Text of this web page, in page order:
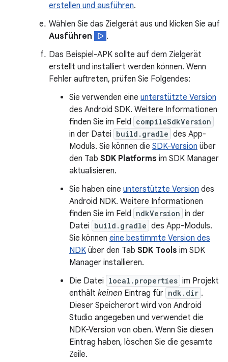
erstellen und ausführen.
Wählen Sie das Zielgerät aus und klicken Sie auf
Ausführen
.
Das Beispiel-APK sollte auf dem Zielgerät
erstellt und installiert werden können. Wenn
Fehler auftreten, prüfen Sie Folgendes:
Sie verwenden eine unterstützte Version
des Android SDK. Weitere Informationen
finden Sie im Feld compileSdkVersion
in der Datei build.gradle des App-
Moduls. Sie können die SDK-Version über
den Tab SDK Platforms im SDK Manager
aktualisieren.
Sie haben eine unterstützte Version des
Android NDK. Weitere Informationen
finden Sie im Feld ndkVersion in der
Datei build.gradle des App-Moduls.
Sie können eine bestimmte Version des
NDK über den Tab SDK Tools im SDK
Manager installieren.
Die Datei local.properties im Projekt
enthält keinen Eintrag für ndk.dir .
Dieser Speicherort wird von Android
Studio angegeben und verwendet die
NDK-Version von oben. Wenn Sie diesen
Eintrag haben, löschen Sie die gesamte
Zeile.